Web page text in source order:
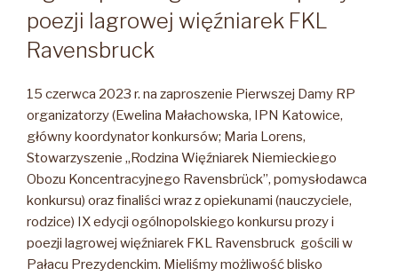
poezji lagrowej więźniarek FKL
Ravensbruck
15 czerwca 2023 r. na zaproszenie Pierwszej Damy RP
organizatorzy (Ewelina Małachowska, IPN Katowice,
główny koordynator konkursów; Maria Lorens,
Stowarzyszenie „Rodzina Więźniarek Niemieckiego
Obozu Koncentracyjnego Ravensbrück”, pomysłodawca
konkursu) oraz finaliści wraz z opiekunami (nauczyciele,
rodzice) IX edycji ogólnopolskiego konkursu prozy i
poezji lagrowej więźniarek FKL Ravensbruck gościli w
Pałacu Prezydenckim. Mieliśmy możliwość blisko